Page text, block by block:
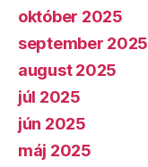
október 2025
september 2025
august 2025
júl 2025
jún 2025
máj 2025